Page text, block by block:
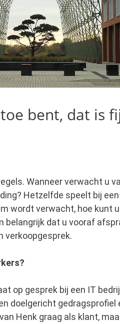
bent, dat is
Wanneer verwacht u
Hetzelfde speelt bij
wordt verwacht, hoe kunt
belangrijk dat u vooraf
verkoopgesprek.
op gesprek bij een IT
doelgericht
Henk graag als klant,